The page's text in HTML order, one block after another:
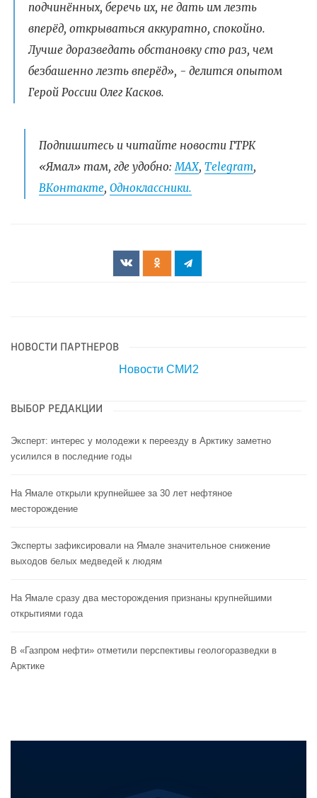
подчинённых, беречь их, не дать им лезть
вперёд, открываться аккуратно, спокойно.
Лучше доразведать обстановку сто раз, чем
безбашенно лезть вперёд», - делится опытом
Герой России Олег Касков.
Подпишитесь и читайте новости ГТРК
«Ямал» там, где удобно:МАХ, Telegram,
ВКонтакте, Одноклассники.
НОВОСТИ ПАРТНЕРОВ
Новости СМИ2
ВЫБОР РЕДАКЦИИ
Эксперт: интерес у молодежи к переезду в Арктику заметно
усилился в последние годы
На Ямале открыли крупнейшее за 30 лет нефтяное
месторождение
Эксперты зафиксировали на Ямале значительное снижение
выходов белых медведей к людям
На Ямале сразу два месторождения признаны крупнейшими
открытиями года
В «Газпром нефти» отметили перспективы геологоразведки в
Арктике